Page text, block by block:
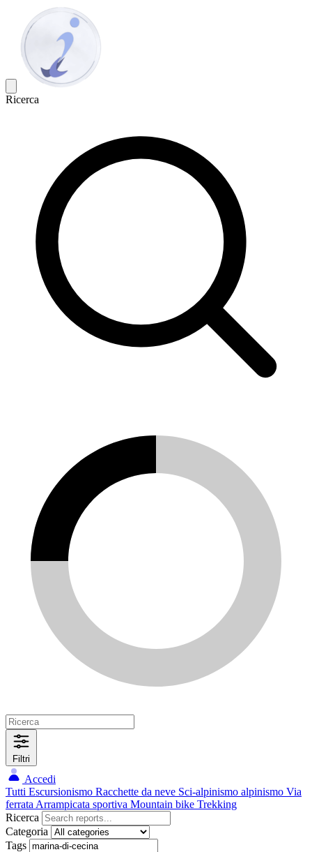
Ricerca
Filtri
Accedi
Tutti Escursionismo Racchette da neve Sci-alpinismo alpinismo Via
ferrata Arrampicata sportiva Mountain bike Trekking
Ricerca
Categoria
Tags